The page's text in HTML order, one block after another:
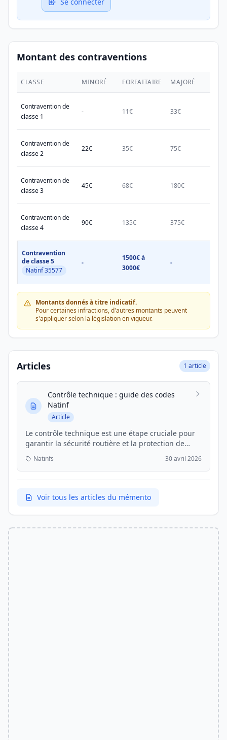
Montant des contraventions
CLASSE MINORÉ FORFAITAIRE MAJORÉ
Contravention de
classe 1
- 11€ 33€
Contravention de
classe 2
22€ 35€ 75€
Contravention de
classe 3
45€ 68€ 180€
Contravention de
classe 4
90€ 135€ 375€
Contravention
de classe 5
Natinf 35577
-
1500€ à
3000€
-
Montants donnés à titre indicatif.
Pour certaines infractions, d'autres montants peuvent
s'appliquer selon la législation en vigueur.
Articles 1 article
Contrôle technique : guide des codes
Natinf
Article
Le contrôle technique est une étape cruciale pour
garantir la sécurité routière et la protection de
l'environnement. En France, la réglementation est
stricte et le défaut de présentation d'un véhicule
aux visites périodiques expose les prop...
Natinfs 30 avril 2026
Voir tous les articles du mémento